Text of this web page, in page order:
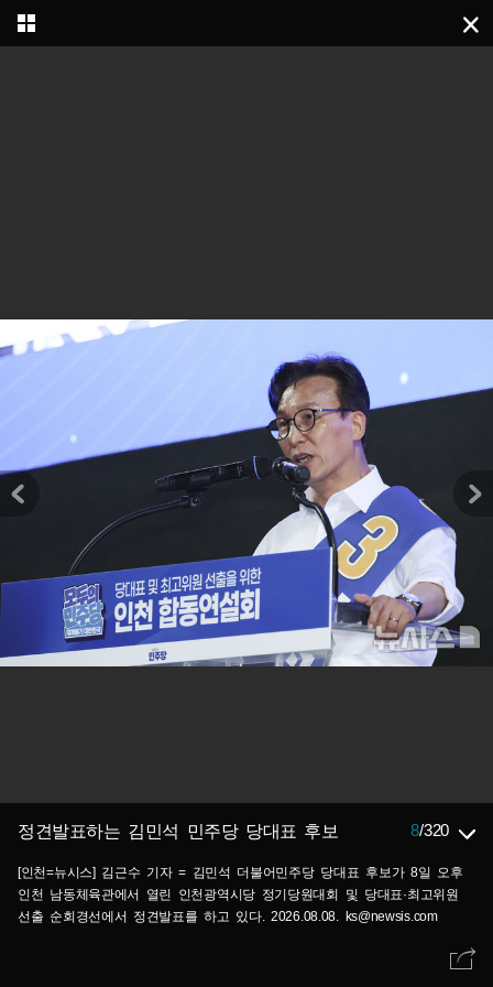
정견발표하는 김민석 민주당 당대표 후보 8/320
[인천=뉴시스] 김근수 기자 = 김민석 더불어민주당 당대표 후보가 8일 오후
인천 남동체육관에서 열린 인천광역시당 정기당원대회 및 당대표·최고위원
선출 순회경선에서 정견발표를 하고 있다. 2026.08.08. ks@newsis.com